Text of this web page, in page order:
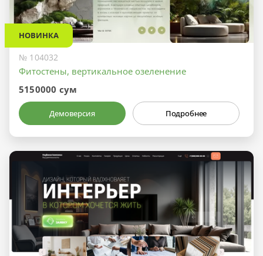
НОВИНКА
№ 104032
Фитостены, вертикальное озеленение
5150000 сум
Демоверсия Подробнее